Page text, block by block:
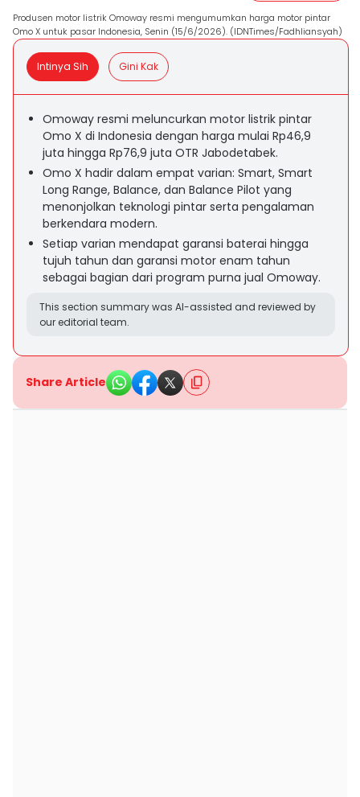
Produsen motor listrik Omoway resmi mengumumkan harga motor pintar
Omo X untuk pasar Indonesia, Senin (15/6/2026). (IDNTimes/Fadhliansyah)
Intinya Sih Gini Kak
Omoway resmi meluncurkan motor listrik pintar
Omo X di Indonesia dengan harga mulai Rp46,9
juta hingga Rp76,9 juta OTR Jabodetabek.
Omo X hadir dalam empat varian: Smart, Smart
Long Range, Balance, dan Balance Pilot yang
menonjolkan teknologi pintar serta pengalaman
berkendara modern.
Setiap varian mendapat garansi baterai hingga
tujuh tahun dan garansi motor enam tahun
sebagai bagian dari program purna jual Omoway.
This section summary was AI-assisted and reviewed by
our editorial team.
Share Article